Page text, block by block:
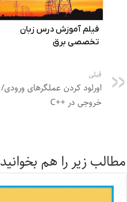
قبلی
اورلود کردن عملگرهای ورودی/
خروجی در ++C
مطالب زیر را هم بخوانید